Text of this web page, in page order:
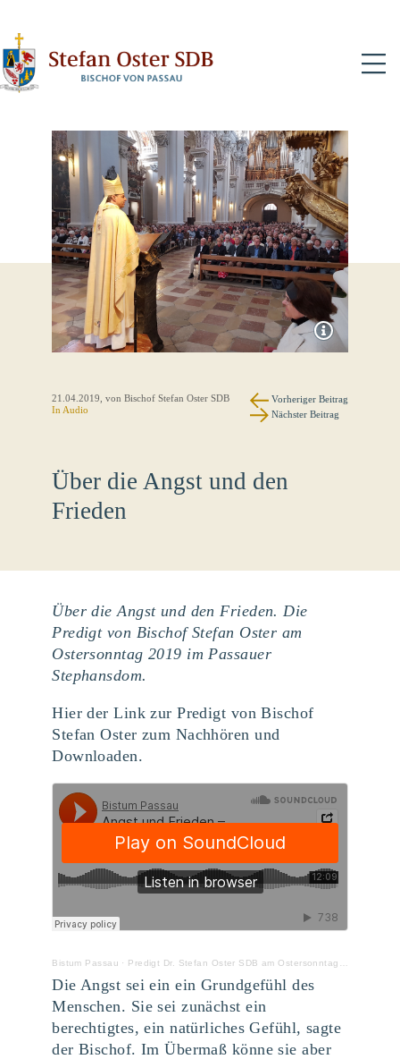
21.04.2019 , von Bischof Stefan Oster SDB
In Audio
Vorheriger Beitrag
Nächster Beitrag
Über die Angst und den
Frieden
Über die Angst und den Frieden. Die
Predigt von Bischof Stefan Oster am
Ostersonntag 2019 im Passauer
Stephansdom.
Hier der Link zur Predigt von Bischof
Stefan Oster zum Nachhören und
Downloaden.
Bistum Passau · Predigt Dr. Stefan Oster SDB am Ostersonntag 2019
Die Angst sei ein ein Grundgefühl des
Menschen. Sie sei zunächst ein
berechtigtes, ein natürliches Gefühl, sagte
der Bischof. Im Übermaß könne sie aber